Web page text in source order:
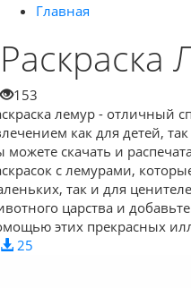
Главная
Раскраска
153
лемур - отличный
как для детей,
можете скачать и
с лемурами,
так и для
царства и
этих прекрасных
25